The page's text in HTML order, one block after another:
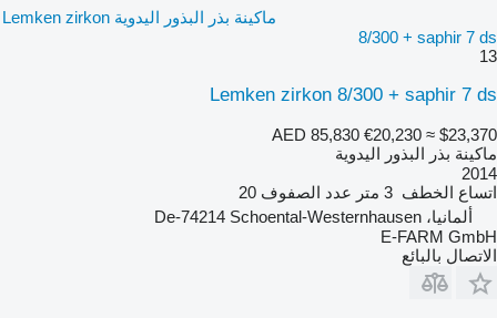
ماكينة بذر البذور اليدوية Lemken zirkon
8/300 + saphir 7 ds
13
Lemken zirkon 8/300 + saphir 7 ds
AED 85,830 €20,230 ≈ $23,370
ماكينة بذر البذور اليدوية
2014
اتساع الخطف 3 متر عدد الصفوف 20
ألمانيا، De-74214 Schoental-Westernhausen
E-FARM GmbH
الاتصال بالبائع